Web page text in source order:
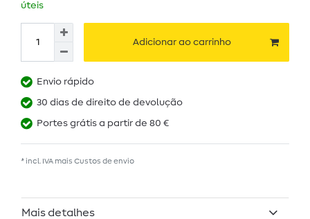
úteis
Adicionar ao carrinho
Envio rápido
30 dias de direito de devolução
Portes grátis a partir de 80 €
* incl. IVA mais Custos de envio
Mais detalhes